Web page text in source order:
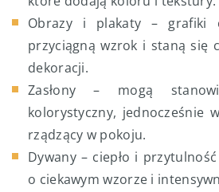
Obrazy i plakaty – grafiki
przyciągną wzrok i staną się
dekoracji.
Zasłony – mogą
kolorystyczny, jednocześnie
rządzący w pokoju.
Dywany – ciepło i
o ciekawym wzorze i